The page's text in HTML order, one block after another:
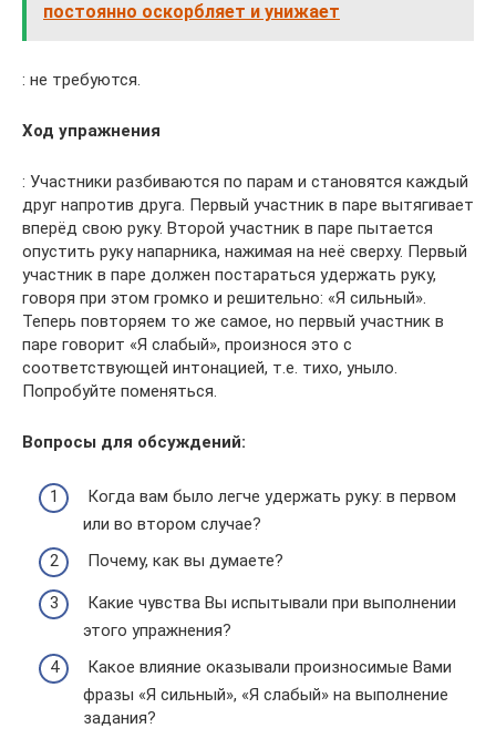
постоянно оскорбляет и унижает
: не требуются.
Ход упражнения
: Участники разбиваются по парам и становятся каждый
друг напротив друга. Первый участник в паре вытягивает
вперёд свою руку. Второй участник в паре пытается
опустить руку напарника, нажимая на неё сверху. Первый
участник в паре должен постараться удержать руку,
говоря при этом громко и решительно: «Я сильный».
Теперь повторяем то же самое, но первый участник в
паре говорит «Я слабый», произнося это с
соответствующей интонацией, т.е. тихо, уныло.
Попробуйте поменяться.
Вопросы для обсуждений:
Когда вам было легче удержать руку: в первом
или во втором случае?
Почему, как вы думаете?
Какие чувства Вы испытывали при выполнении
этого упражнения?
Какое влияние оказывали произносимые Вами
фразы «Я сильный», «Я слабый» на выполнение
задания?